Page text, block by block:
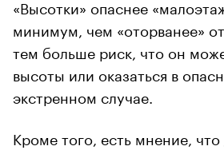
«Высотки» опаснее
минимум, чем «оторванее»
тем больше риск, что он
высоты или оказаться в
экстренном случае.
Кроме того, есть мнение,